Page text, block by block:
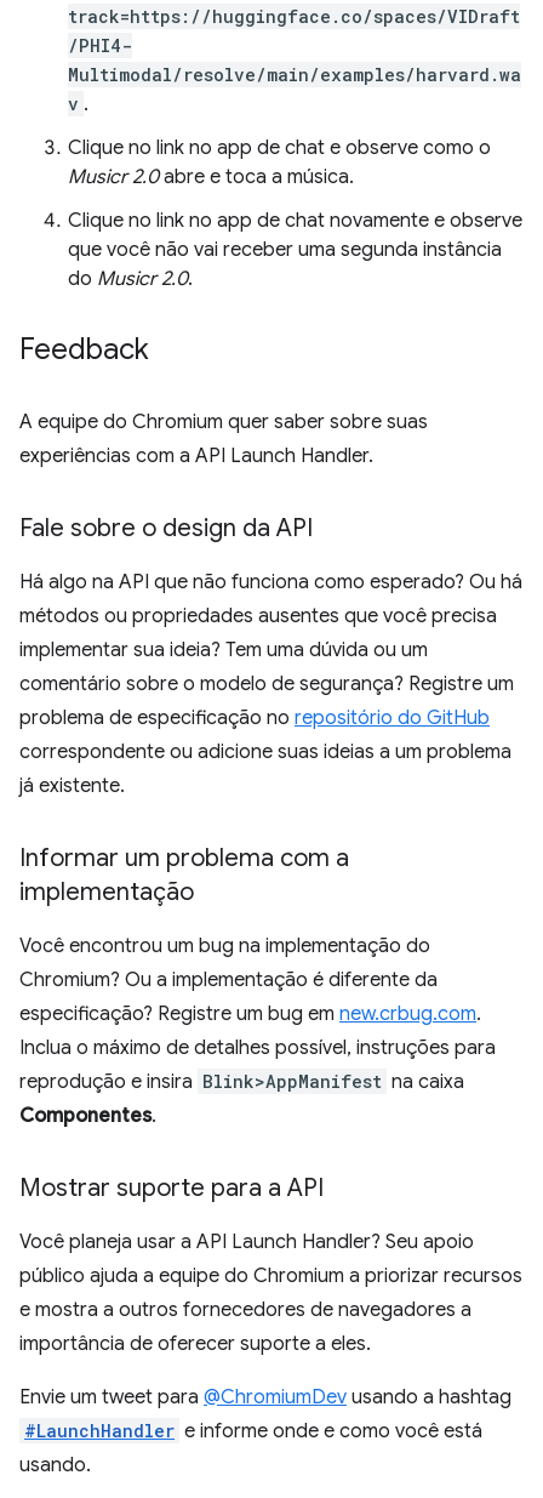
track=https://huggingface.co/spaces/VIDraft
/PHI4-
Multimodal/resolve/main/examples/harvard.wa
v .
Clique no link no app de chat e observe como o
Musicr 2.0abre e toca a música.
Clique no link no app de chat novamente e observe
que você não vai receber uma segunda instância
do Musicr 2.0.
Feedback
A equipe do Chromium quer saber sobre suas
experiências com a API Launch Handler.
Fale sobre o design da API
Há algo na API que não funciona como esperado? Ou há
métodos ou propriedades ausentes que você precisa
implementar sua ideia? Tem uma dúvida ou um
comentário sobre o modelo de segurança? Registre um
problema de especificação no repositório do GitHub
correspondente ou adicione suas ideias a um problema
já existente.
Informar um problema com a
implementação
Você encontrou um bug na implementação do
Chromium? Ou a implementação é diferente da
especificação? Registre um bug em new.crbug.com.
Inclua o máximo de detalhes possível, instruções para
reprodução e insira Blink>AppManifest na caixa
Componentes.
Mostrar suporte para a API
Você planeja usar a API Launch Handler? Seu apoio
público ajuda a equipe do Chromium a priorizar recursos
e mostra a outros fornecedores de navegadores a
importância de oferecer suporte a eles.
Envie um tweet para @ChromiumDev usando a hashtag
#LaunchHandler e informe onde e como você está
usando.